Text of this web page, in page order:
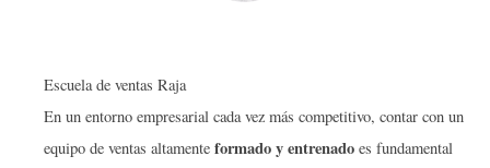
Escuela de ventas Raja
En un entorno empresarial cada vez más competitivo, contar con un
equipo de ventas altamente formado y entrenado es fundamental